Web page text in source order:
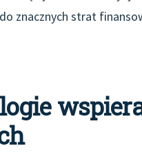
znacznych strat